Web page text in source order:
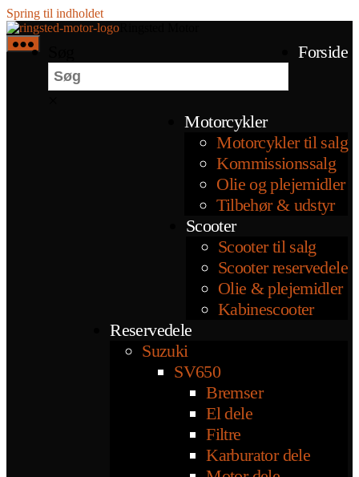
Spring til indholdet
Forside
Motorcykler
Motorcykler til salg
Kommissionssalg
Olie og plejemidler
Tilbehør & udstyr
Scooter
Scooter til salg
Scooter reservedele
Olie & plejemidler
Kabinescooter
Reservedele
Suzuki
SV650
Bremser
El dele
Filtre
Karburator dele